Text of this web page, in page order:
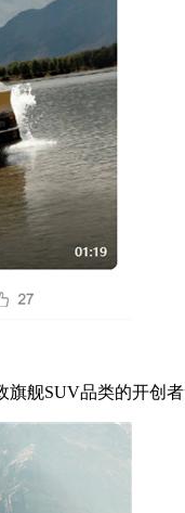
舰SUV品类的开创者